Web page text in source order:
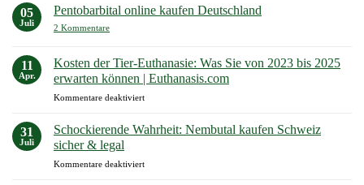
ohne
Rezept
kaufen
Deutschland
05
Juli
Pentobarbital online kaufen Deutschland
2 Kommentarezu
kaufen
Deutschland
11
Apr.
Kosten der Tier-Euthanasie: Was Sie von 2023 bis 2025
erwarten können | Euthanasis.com
Kommentare deaktiviertfür
der
Tier-
Was
31
Juli
Schockierende Wahrheit: Nembutal kaufen Schweiz
sicher & legal
Kommentare deaktiviertfür